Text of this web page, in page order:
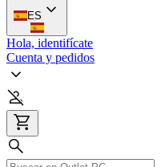
ES
Hola, identifícate
Cuenta y pedidos